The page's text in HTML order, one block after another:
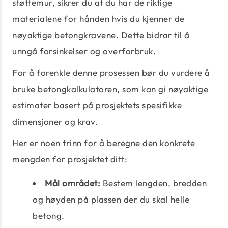
støttemur, sikrer du at du har de riktige
materialene for hånden hvis du kjenner de
nøyaktige betongkravene. Dette bidrar til å
unngå forsinkelser og overforbruk.
For å forenkle denne prosessen bør du vurdere å
bruke betongkalkulatoren, som kan gi nøyaktige
estimater basert på prosjektets spesifikke
dimensjoner og krav.
Her er noen trinn for å beregne den konkrete
mengden for prosjektet ditt:
Mål området: Bestem lengden, bredden
og høyden på plassen der du skal helle
betong.